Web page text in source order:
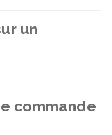
un
commande